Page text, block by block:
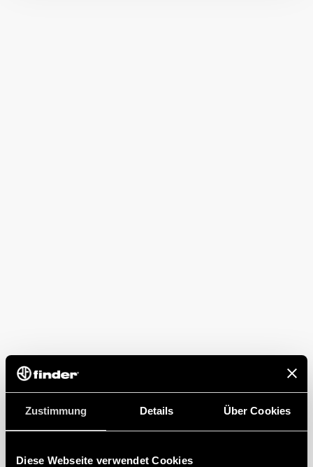
Zustimmung Details Über Cookies
Diese Webseite verwendet Cookies